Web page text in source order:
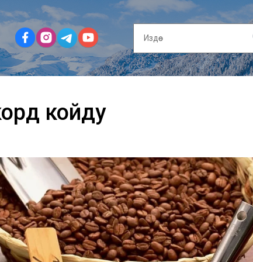
койду